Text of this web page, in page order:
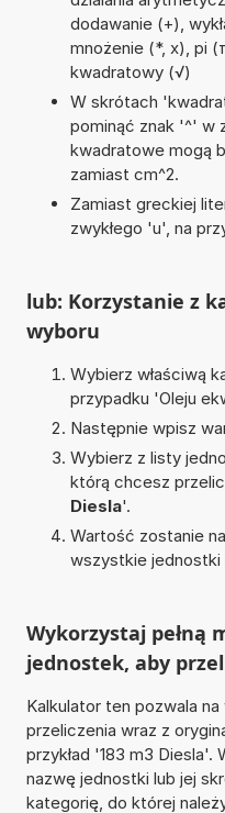
dodawanie (+),
mnożenie (*, x), pi
kwadratowy (√)
W skrótach
pominąć znak '^' w
kwadratowe mogą
zamiast cm^2.
Zamiast greckiej
zwykłego 'u', na
lub: Korzystanie z
wyboru
Wybierz właściwą
przypadku 'Oleju
Następnie wpisz
Wybierz z listy
którą chcesz
Diesla'.
Wartość zostanie
wszystkie jednostki
Wykorzystaj pełną
jednostek, aby
Kalkulator ten pozwala
przeliczenia wraz z
przykład '183 m3 Diesla'.
nazwę jednostki lub jej
kategorię, do której